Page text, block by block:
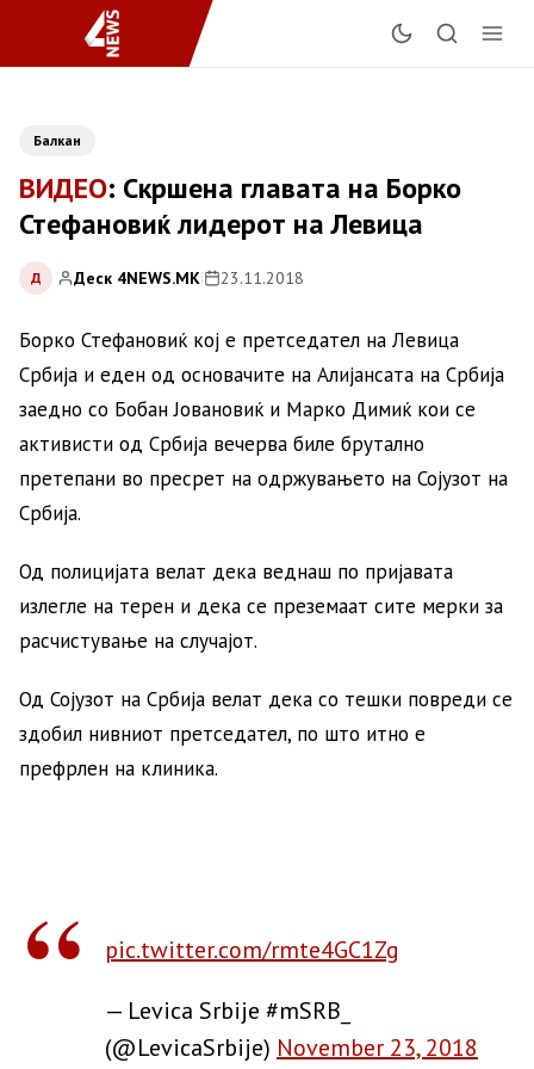
Балкан
ВИДЕО: Скршена главата на Борко
Стефановиќ лидерот на Левица
Д Деск 4NEWS.MK| 23.11.2018
Борко Стефановиќ кој е претседател на Левица
Србија и еден од основачите на Алијансата на Србија
заедно со Бобан Јовановиќ и Марко Димиќ кои се
активисти од Србија вечерва биле брутално
претепани во пресрет на одржувањето на Сојузот на
Србија.
Од полицијата велат дека веднаш по пријавата
излегле на терен и дека се преземаат сите мерки за
расчистување на случајот.
Од Сојузот на Србија велат дека со тешки повреди се
здобил нивниот претседател, по што итно е
префрлен на клиника.
pic.twitter.com/rmte4GC1Zg
— Levica Srbije #mSRB_
(@LevicaSrbije) November 23, 2018